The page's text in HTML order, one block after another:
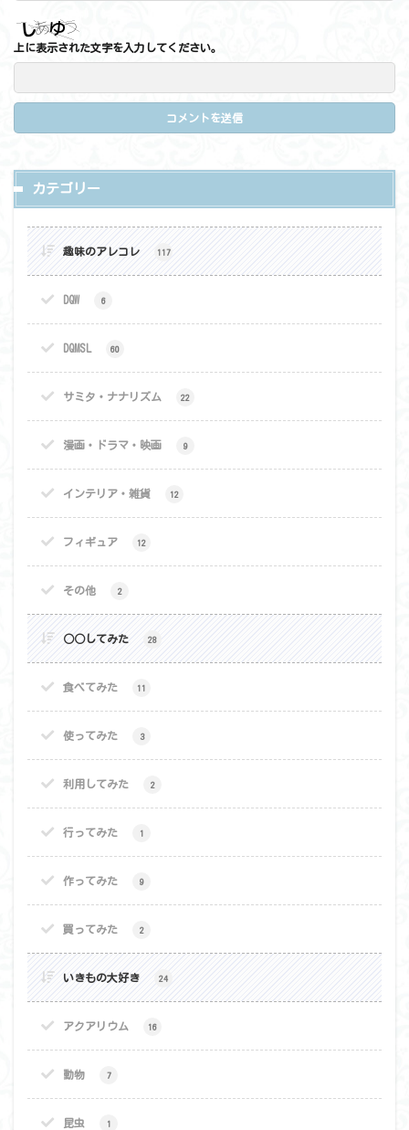
上に表示された文字を入力してください。
カテゴリー
趣味のアレコレ 117
DQW 6
DQMSL 60
サミタ・ナナリズム 22
漫画・ドラマ・映画 9
インテリア・雑貨 12
フィギュア 12
その他 2
○○してみた 28
食べてみた 11
使ってみた 3
利用してみた 2
行ってみた 1
作ってみた 9
買ってみた 2
いきもの大好き 24
アクアリウム 16
動物 7
昆虫 1